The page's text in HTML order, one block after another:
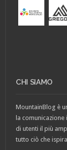
CHI SIAMO
MountainBlog è
la
di utenti il più
tutto ciò che